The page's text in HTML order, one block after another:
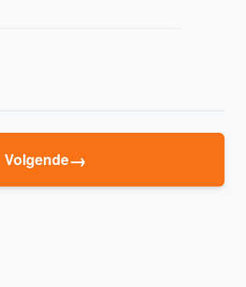
Volgende→